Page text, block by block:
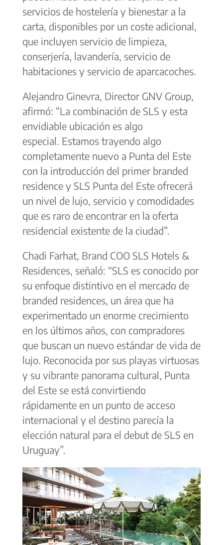
servicios de hostelería y bienestar a la
carta, disponibles por un coste adicional,
que incluyen servicio de limpieza,
conserjería, lavandería, servicio de
habitaciones y servicio de aparcacoches.
Alejandro Ginevra, Director GNV Group,
afirmó: “La combinación de SLS y esta
envidiable ubicación es algo
especial. Estamos trayendo algo
completamente nuevo a Punta del Este
con la introducción del primer branded
residence y SLS Punta del Este ofrecerá
un nivel de lujo, servicio y comodidades
que es raro de encontrar en la oferta
residencial existente de la ciudad”.
Chadi Farhat, Brand COO SLS Hotels &
Residences, señaló: “SLS es conocido por
su enfoque distintivo en el mercado de
branded residences, un área que ha
experimentado un enorme crecimiento
en los últimos años, con compradores
que buscan un nuevo estándar de vida de
lujo. Reconocida por sus playas virtuosas
y su vibrante panorama cultural, Punta
del Este se está convirtiendo
rápidamente en un punto de acceso
internacional y el destino parecía la
elección natural para el debut de SLS en
Uruguay”.